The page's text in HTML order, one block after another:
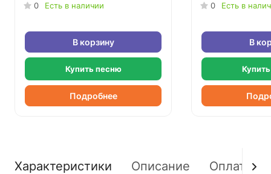
0 Есть в наличии
В корзину
Купить песню
Подробнее
0 Есть в
В
Характеристики Описание Оплата